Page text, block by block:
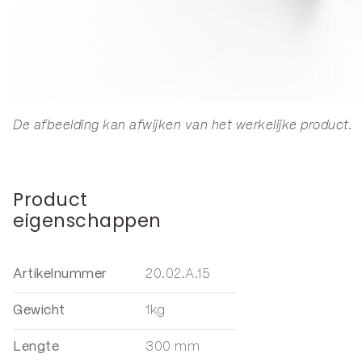
De afbeelding kan afwijken van het werkelijke product.
Product
eigenschappen
Artikelnummer 20.02.A.15
Gewicht 1kg
Lengte 300 mm